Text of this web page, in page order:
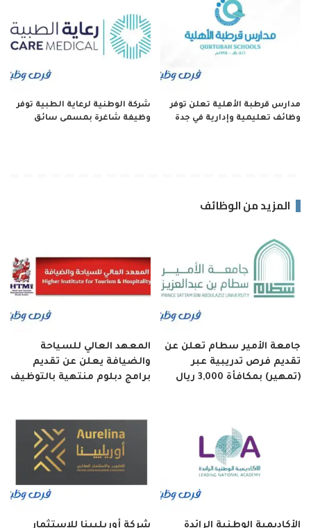
مدارس قرطبة الأهلية تعلن توفر
وظائف تعليمية وإدارية في جدة
شركة الوطنية لرعاية الطبية توفر
وظيفة شاغرة بمسمى سائق
المزيد من الوظائف
جامعة الأمير سطام تعلن عن
تقديم فرص تدريبية عبر
(تمهير) بمكافأة 3,000 ريال
المعهد العالي للسياحة
والضيافة يعلن عن تقديم
برامج دبلوم منتهية بالتوظيف
الأكاديمية الوطنية الرائدة شركة أوريليينا للاستثمار